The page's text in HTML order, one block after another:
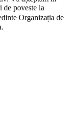
de poveste la
Organizația de